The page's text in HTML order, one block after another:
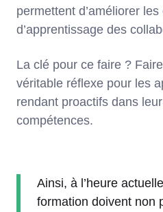
permettent d’améliorer
d’apprentissage des
La clé pour ce faire ?
véritable réflexe pour les
rendant proactifs dans
compétences.
Ainsi, à l’heure
formation doivent non